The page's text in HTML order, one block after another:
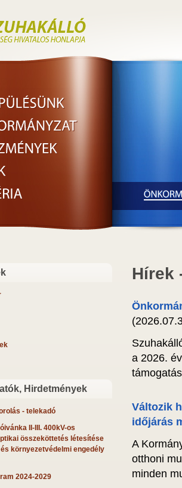
Hirdetmények
- telekadó
II-III. 400kV-os
összeköttetés létesítése
környezetvédelmi engedély
2024-2029
Hírek
a 2026.
Változik
időjárás
A
otthoni
minden